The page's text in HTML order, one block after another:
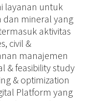
layanan untuk
mineral yang
aktivitas
civil &
manajemen
& feasibility study
& optimization
Platform yang